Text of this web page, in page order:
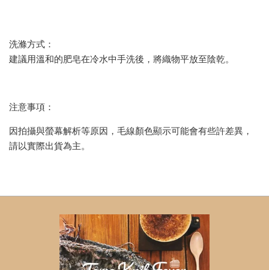
洗滌方式：
建議用溫和的肥皂在冷水中手洗後，將織物平放至陰乾。
注意事項：
因拍攝與螢幕解析等原因，毛線顏色顯示可能會有些許差異，
請以實際出貨為主。